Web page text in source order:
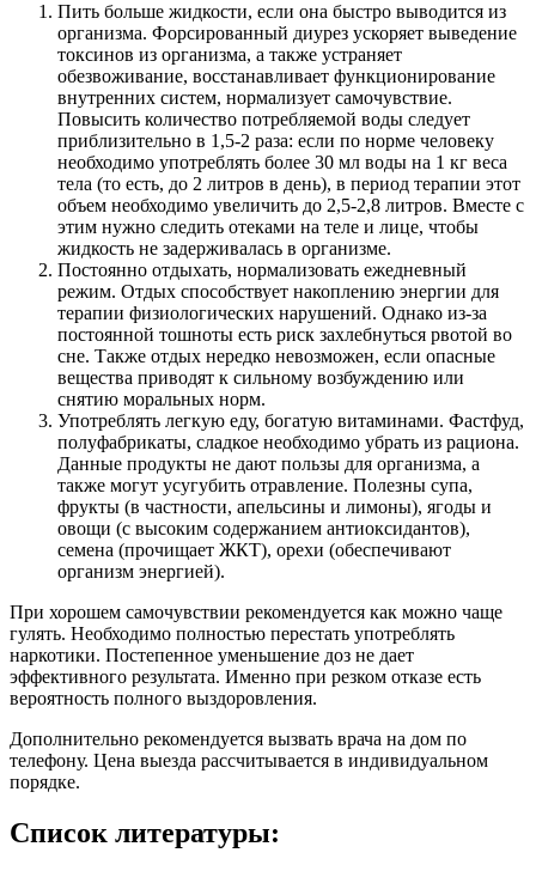
Пить больше жидкости, если она быстро выводится из
организма. Форсированный диурез ускоряет выведение
токсинов из организма, а также устраняет
обезвоживание, восстанавливает функционирование
внутренних систем, нормализует самочувствие.
Повысить количество потребляемой воды следует
приблизительно в 1,5-2 раза: если по норме человеку
необходимо употреблять более 30 мл воды на 1 кг веса
тела (то есть, до 2 литров в день), в период терапии этот
объем необходимо увеличить до 2,5-2,8 литров. Вместе с
этим нужно следить отеками на теле и лице, чтобы
жидкость не задерживалась в организме.
Постоянно отдыхать, нормализовать ежедневный
режим. Отдых способствует накоплению энергии для
терапии физиологических нарушений. Однако из-за
постоянной тошноты есть риск захлебнуться рвотой во
сне. Также отдых нередко невозможен, если опасные
вещества приводят к сильному возбуждению или
снятию моральных норм.
Употреблять легкую еду, богатую витаминами. Фастфуд,
полуфабрикаты, сладкое необходимо убрать из рациона.
Данные продукты не дают пользы для организма, а
также могут усугубить отравление. Полезны супа,
фрукты (в частности, апельсины и лимоны), ягоды и
овощи (с высоким содержанием антиоксидантов),
семена (прочищает ЖКТ), орехи (обеспечивают
организм энергией).
При хорошем самочувствии рекомендуется как можно чаще
гулять. Необходимо полностью перестать употреблять
наркотики. Постепенное уменьшение доз не дает
эффективного результата. Именно при резком отказе есть
вероятность полного выздоровления.
Дополнительно рекомендуется вызвать врача на дом по
телефону. Цена выезда рассчитывается в индивидуальном
порядке.
Список литературы: